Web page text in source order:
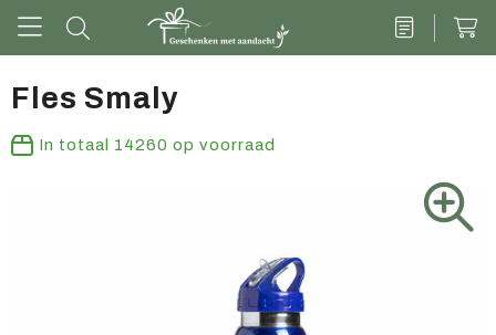
Fles Smaly
In totaal 14260 op voorraad